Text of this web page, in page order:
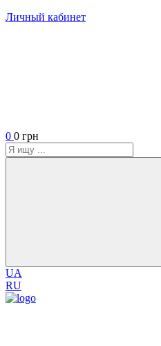
Личный кабинет
0 0 грн
UA
RU